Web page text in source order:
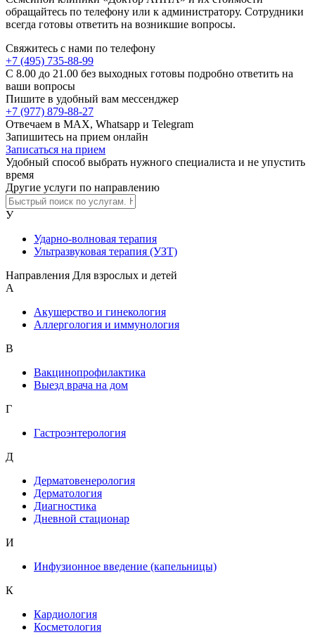
обращайтесь по телефону или к администратору. Сотрудники
всегда готовы ответить на возникшие вопросы.
Свяжитесь с нами по телефону
+7 (495) 735-88-99
C 8.00 до 21.00 без выходных готовы подробно ответить на
ваши вопросы
Пишите в удобный вам мессенджер
+7 (977) 879-88-27
Отвечаем в MAX, Whatsapp и Telegram
Запишитесь на прием онлайн
Записаться на прием
Удобный способ выбрать нужного специалиста и не упустить
время
Другие услуги по направлению
У
Ударно-волновая терапия
Ультразвуковая терапия (УЗТ)
Направления Для взрослых и детей
А
Акушерство и гинекология
Аллергология и иммунология
В
Вакцинопрофилактика
Выезд врача на дом
Г
Гастроэнтерология
Д
Дерматовенерология
Дерматология
Диагностика
Дневной стационар
И
Инфузионное введение (капельницы)
К
Кардиология
Косметология